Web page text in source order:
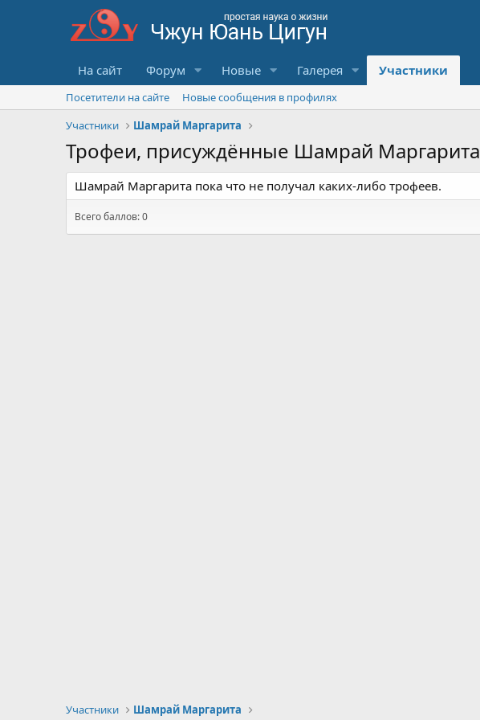
На сайт Форум Новые Галерея Участники
Посетители на сайте
Новые сообщения в профилях
Участники
Шамрай Маргарита
Трофеи, присуждённые Шамрай Маргарита
Шамрай Маргарита пока что не получал каких-либо трофеев.
Всего баллов: 0
Участники Шамрай Маргарита